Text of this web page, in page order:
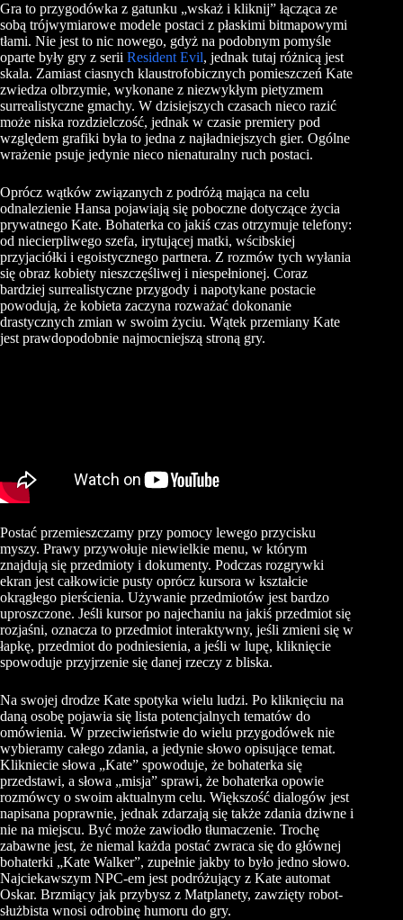
Gra to przygodówka z gatunku „wskaż i kliknij” łącząca ze
sobą trójwymiarowe modele postaci z płaskimi bitmapowymi
tłami. Nie jest to nic nowego, gdyż na podobnym pomyśle
oparte były gry z serii Resident Evil, jednak tutaj różnicą jest
skala. Zamiast ciasnych klaustrofobicznych pomieszczeń Kate
zwiedza olbrzymie, wykonane z niezwykłym pietyzmem
surrealistyczne gmachy. W dzisiejszych czasach nieco razić
może niska rozdzielczość, jednak w czasie premiery pod
względem grafiki była to jedna z najładniejszych gier. Ogólne
wrażenie psuje jedynie nieco nienaturalny ruch postaci.
Oprócz wątków związanych z podróżą mająca na celu
odnalezienie Hansa pojawiają się poboczne dotyczące życia
prywatnego Kate. Bohaterka co jakiś czas otrzymuje telefony:
od niecierpliwego szefa, irytującej matki, wścibskiej
przyjaciółki i egoistycznego partnera. Z rozmów tych wyłania
się obraz kobiety nieszczęśliwej i niespełnionej. Coraz
bardziej surrealistyczne przygody i napotykane postacie
powodują, że kobieta zaczyna rozważać dokonanie
drastycznych zmian w swoim życiu. Wątek przemiany Kate
jest prawdopodobnie najmocniejszą stroną gry.
Postać przemieszczamy przy pomocy lewego przycisku
myszy. Prawy przywołuje niewielkie menu, w którym
znajdują się przedmioty i dokumenty. Podczas rozgrywki
ekran jest całkowicie pusty oprócz kursora w kształcie
okrągłego pierścienia. Używanie przedmiotów jest bardzo
uproszczone. Jeśli kursor po najechaniu na jakiś przedmiot się
rozjaśni, oznacza to przedmiot interaktywny, jeśli zmieni się w
łapkę, przedmiot do podniesienia, a jeśli w lupę, kliknięcie
spowoduje przyjrzenie się danej rzeczy z bliska.
Na swojej drodze Kate spotyka wielu ludzi. Po kliknięciu na
daną osobę pojawia się lista potencjalnych tematów do
omówienia. W przeciwieństwie do wielu przygodówek nie
wybieramy całego zdania, a jedynie słowo opisujące temat.
Klikniecie słowa „Kate” spowoduje, że bohaterka się
przedstawi, a słowa „misja” sprawi, że bohaterka opowie
rozmówcy o swoim aktualnym celu. Większość dialogów jest
napisana poprawnie, jednak zdarzają się także zdania dziwne i
nie na miejscu. Być może zawiodło tłumaczenie. Trochę
zabawne jest, że niemal każda postać zwraca się do głównej
bohaterki „Kate Walker”, zupełnie jakby to było jedno słowo.
Najciekawszym NPC-em jest podróżujący z Kate automat
Oskar. Brzmiący jak przybysz z Matplanety, zawzięty robot-
służbista wnosi odrobinę humoru do gry.